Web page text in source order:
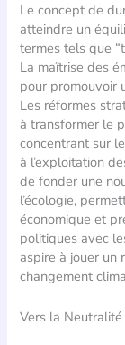
Le concept de
atteindre un
termes tels que
La maîtrise des
pour promouvoir
Les réformes
à transformer le
concentrant sur
à l’exploitation
de fonder une
l’écologie,
économique et
politiques avec
aspire à jouer un
changement
Vers la